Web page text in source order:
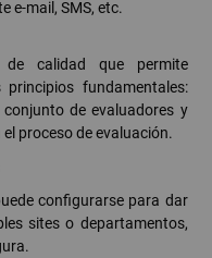
e-mail, SMS, etc.
de calidad que permite
fundamentales:
de evaluadores y
proceso de evaluación.
configurarse para dar
sites o departamentos,